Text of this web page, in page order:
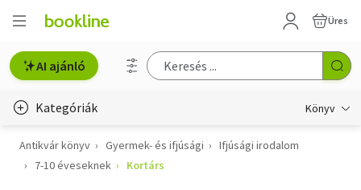
Üres
AI ajánló
Kategóriák Könyv
Életmód, egészség
Antikvár könyv Gyermek- és ifjúsági
Ifjúsági irodalom
7-10 éveseknek
Kortárs